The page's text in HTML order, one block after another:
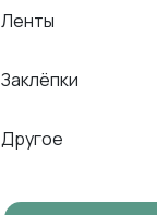
Ленты
Заклёпки
Другое